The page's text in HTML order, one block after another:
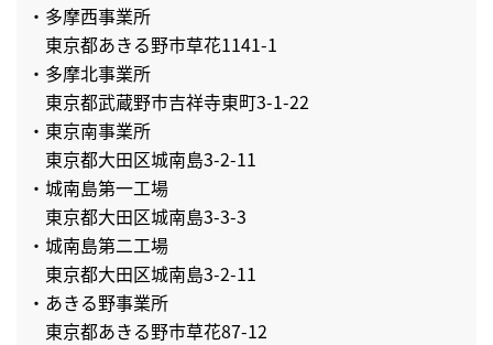
・多摩西事業所
東京都あきる野市草花1141-1
・多摩北事業所
東京都武蔵野市吉祥寺東町3-1-22
・東京南事業所
東京都大田区城南島3-2-11
・城南島第一工場
東京都大田区城南島3-3-3
・城南島第二工場
東京都大田区城南島3-2-11
・あきる野事業所
東京都あきる野市草花87-12